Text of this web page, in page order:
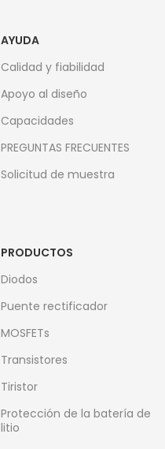
AYUDA
Calidad y fiabilidad
Apoyo al diseño
Capacidades
PREGUNTAS FRECUENTES
Solicitud de muestra
PRODUCTOS
Diodos
Puente rectificador
MOSFETs
Transistores
Tiristor
Protección de la batería de
litio